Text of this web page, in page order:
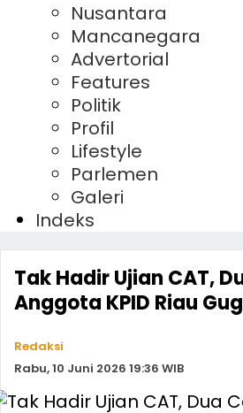
Nusantara
Mancanegara
Advertorial
Features
Politik
Profil
Lifestyle
Parlemen
Galeri
Indeks
Tak Hadir Ujian CAT,
Anggota KPID Riau
Redaksi
Rabu, 10 Juni 2026 19:36 WIB